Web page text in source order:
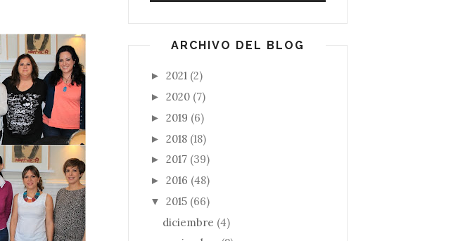
ARCHIVO DEL BLOG
► 2021 (2)
► 2020 (7)
► 2019 (6)
► 2018 (18)
► 2017 (39)
► 2016 (48)
▼ 2015 (66)
diciembre (4)